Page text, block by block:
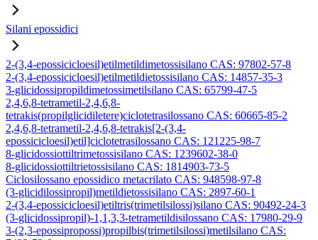
Silani epossidici
2-(3,4-epossicicloesil)etilmetildimetossisilano CAS: 97802-57-8
2-(3,4-epossicicloesil)etilmetildietossisilano CAS: 14857-35-3
3-glicidossipropildimetossimetilsilano CAS: 65799-47-5
2,4,6,8-tetrametil-2,4,6,8-
tetrakis(propilglicidiletere)ciclotetrasilossano CAS: 60665-85-2
2,4,6,8-tetrametil-2,4,6,8-tetrakis[2-(3,4-
epossicicloesil)etil]ciclotetrasilossano CAS: 121225-98-7
8-glicidossiottiltrimetossisilano CAS: 1239602-38-0
8-glicidossiottiltrietossisilano CAS: 1814903-73-5
Ciclosilossano epossidico metacrilato CAS: 948598-97-8
(3-glicidilossipropil)metildietossisilano CAS: 2897-60-1
2-(3,4-epossicicloesil)etiltris(trimetilsilossi)silano CAS: 90492-24-3
(3-glicidossipropil)-1,1,3,3-tetrametildisilossano CAS: 17980-29-9
3-(2,3-epossipropossi)propilbis(trimetilsilossi)metilsilano CAS: